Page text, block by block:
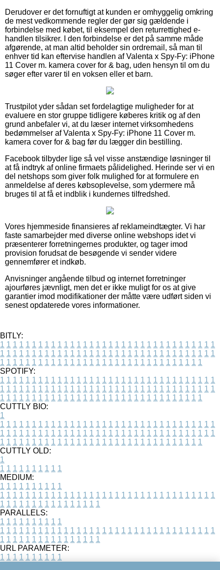
Derudover er det fornuftigt at kunden er omhyggelig omkring
de mest vedkommende regler der gør sig gældende i
forbindelse med købet, til eksempel den returrettighed e-
handlen tilsikrer. I den forbindelse er det på samme måde
afgørende, at man altid beholder sin ordremail, så man til
enhver tid kan eftervise handlen af Valenta x Spy-Fy: iPhone
11 Cover m. kamera cover for & bag, uden hensyn til om du
søger efter varer til en voksen eller et barn.
Trustpilot yder sådan set fordelagtige muligheder for at
evaluere en stor gruppe tidligere køberes kritik og af den
grund anbefaler vi, at du læser internet virksomhedens
bedømmelser af Valenta x Spy-Fy: iPhone 11 Cover m.
kamera cover for & bag før du lægger din bestilling.
Facebook tilbyder lige så vel visse anstændige løsninger til
at få indtryk af online firmaets pålidelighed. Herinde ser vi en
del netshops som giver folk mulighed for at formulere en
anmeldelse af deres købsoplevelse, som ydermere må
bruges til at få et indblik i kundernes tilfredshed.
Vores hjemmeside finansieres af reklameindtægter. Vi har
faste samarbejder med diverse online webshops idet vi
præsenterer forretningernes produkter, og tager imod
provision forudsat de besøgende vi sender videre
gennemfører et indkøb.
Anvisninger angående tilbud og internet forretninger
ajourføres jævnligt, men det er ikke muligt for os at give
garantier imod modifikationer der måtte være udført siden vi
senest opdaterede vores informationer.
BITLY:
1 1 1 1 1 1 1 1 1 1 1 1 1 1 1 1 1 1 1 1 1 1 1 1 1 1 1 1 1 1 1 1 1 1
1 1 1 1 1 1 1 1 1 1 1 1 1 1 1 1 1 1 1 1 1 1 1 1 1 1 1 1 1 1 1 1 1 1
1 1 1 1 1 1 1 1 1 1 1 1 1 1 1 1 1 1 1 1 1 1 1 1 1 1 1 1 1 1 1 1
SPOTIFY:
1 1 1 1 1 1 1 1 1 1 1 1 1 1 1 1 1 1 1 1 1 1 1 1 1 1 1 1 1 1 1 1 1 1
1 1 1 1 1 1 1 1 1 1 1 1 1 1 1 1 1 1 1 1 1 1 1 1 1 1 1 1 1 1 1 1 1 1
1 1 1 1 1 1 1 1 1 1 1 1 1 1 1 1 1 1 1 1 1 1 1 1 1 1 1 1 1 1 1 1
CUTTLY BIO:
1
1 1 1 1 1 1 1 1 1 1 1 1 1 1 1 1 1 1 1 1 1 1 1 1 1 1 1 1 1 1 1 1 1 1
1 1 1 1 1 1 1 1 1 1 1 1 1 1 1 1 1 1 1 1 1 1 1 1 1 1 1 1 1 1 1 1 1 1
1 1 1 1 1 1 1 1 1 1 1 1 1 1 1 1 1 1 1 1 1 1 1 1 1 1 1 1 1 1 1 1
CUTTLY OLD:
1
1 1 1 1 1 1 1 1 1 1
MEDIUM:
1 1 1 1 1 1 1 1 1 1
1 1 1 1 1 1 1 1 1 1 1 1 1 1 1 1 1 1 1 1 1 1 1 1 1 1 1 1 1 1 1 1 1 1
1 1 1 1 1 1 1 1 1 1 1 1 1 1 1 1
PARALLELS:
1 1 1 1 1 1 1 1 1 1
1 1 1 1 1 1 1 1 1 1 1 1 1 1 1 1 1 1 1 1 1 1 1 1 1 1 1 1 1 1 1 1 1 1
1 1 1 1 1 1 1 1 1 1 1 1 1 1 1 1
URL PARAMETER:
1 1 1 1 1 1 1 1 1 1